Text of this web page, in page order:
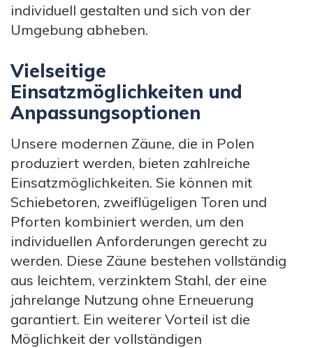
individuell gestalten und sich von der
Umgebung abheben.
Vielseitige
Einsatzmöglichkeiten und
Anpassungsoptionen
Unsere modernen Zäune, die in Polen
produziert werden, bieten zahlreiche
Einsatzmöglichkeiten. Sie können mit
Schiebetoren, zweiflügeligen Toren und
Pforten kombiniert werden, um den
individuellen Anforderungen gerecht zu
werden. Diese Zäune bestehen vollständig
aus leichtem, verzinktem Stahl, der eine
jahrelange Nutzung ohne Erneuerung
garantiert. Ein weiterer Vorteil ist die
Möglichkeit der vollständigen